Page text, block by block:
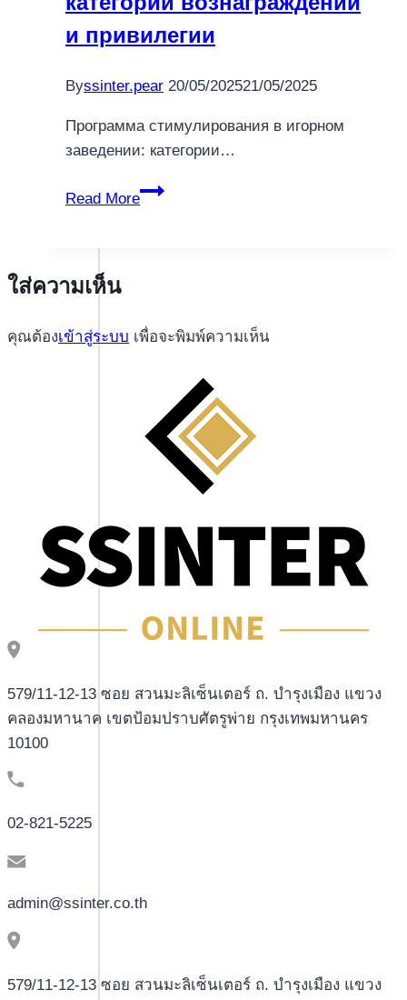
и привилегии
Byssinter.pear 20/05/202521/05/2025
Программа стимулирования в игорном
заведении: категории…
Read More
Программа
вознаграждений
привилегии
ใส่ความเห็น
คุณต้องเข้าสู่ระบบ เพื่อจะพิมพ์ความเห็น
579/11-12-13 ซอย สวนมะลิเซ็นเตอร์ ถ. บำรุงเมือง แขวง
คลองมหานาค เขตป้อมปราบศัตรูพ่าย กรุงเทพมหานคร
10100
02-821-5225
admin@ssinter.co.th
579/11-12-13 ซอย สวนมะลิเซ็นเตอร์ ถ. บำรุงเมือง แขวง